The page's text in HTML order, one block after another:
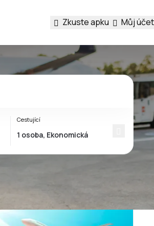
Zkuste apku Můj účet
Cestující